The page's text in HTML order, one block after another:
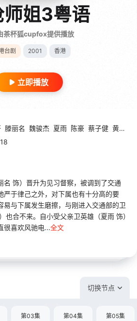
师姐3粤语
茶杯狐cupfox提供播放
台剧 2001 香港
立即播放
滕丽名 魏骏杰 夏雨 陈豪 蔡子健 黄德斌
饰）晋升为见习督察，被调到了交通
严于律己之外，对下属也有十分高的要
易与下属发生磨擦，与刚进入交通部的卫
也合不来。自小受父亲卫英雄（夏雨 饰）
很喜欢风驰电...全文
切换节点
第03集 第04集 第05集